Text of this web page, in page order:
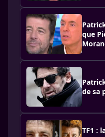
que
de sa
TF1 :